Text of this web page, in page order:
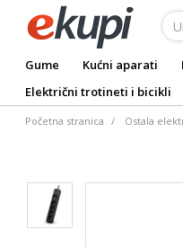
Gume Kućni aparati
Električni trotineti i bicikli
Početna stranica Ostala